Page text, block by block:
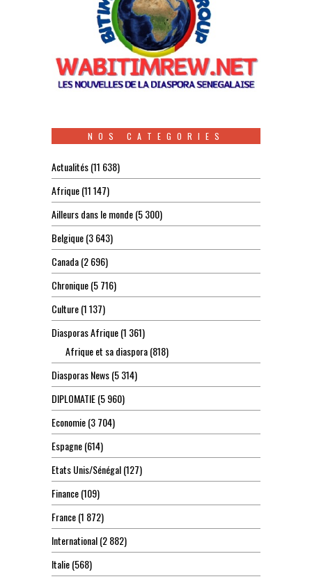
NOS CATEGORIES
Actualités(11 638)
Afrique(11 147)
Ailleurs dans le monde(5 300)
Belgique(3 643)
Canada(2 696)
Chronique(5 716)
Culture(1 137)
Diasporas Afrique(1 361)
Afrique et sa diaspora(818)
Diasporas News(5 314)
DIPLOMATIE(5 960)
Economie(3 704)
Espagne(614)
Etats Unis/Sénégal(127)
Finance(109)
France(1 872)
International(2 882)
Italie(568)